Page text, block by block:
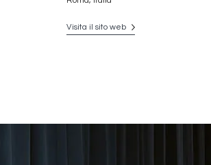
Visita il sito web